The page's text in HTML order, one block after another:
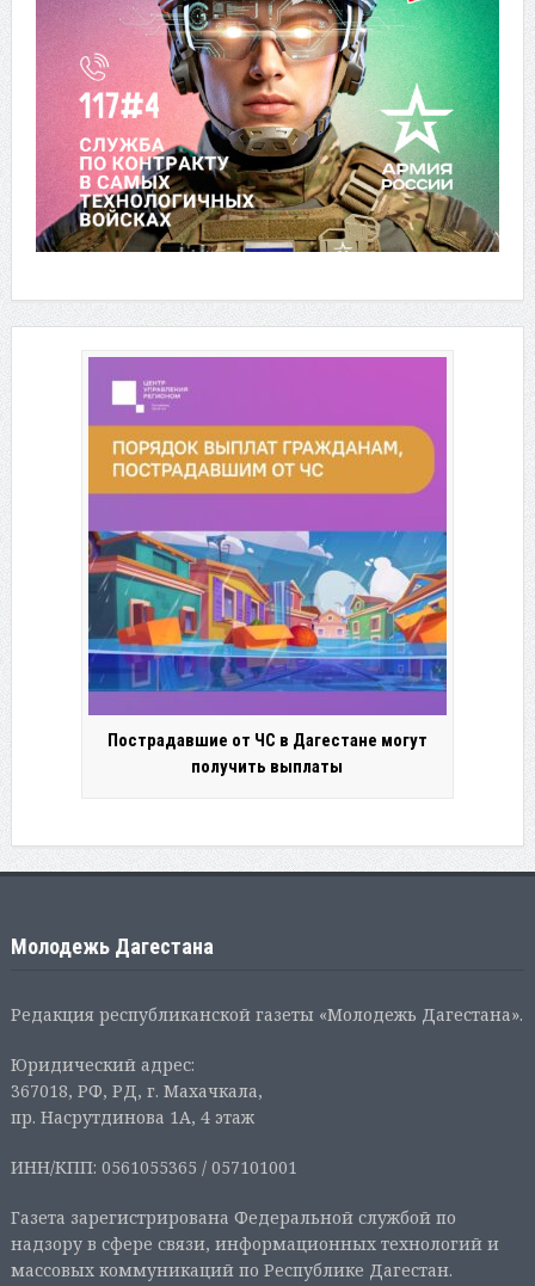
Пострадавшие от ЧС в Дагестане могут
получить выплаты
Молодежь Дагестана
Редакция республиканской газеты «Молодежь Дагестана».
Юридический адрес:
367018, РФ, РД, г. Махачкала,
пр. Насрутдинова 1А, 4 этаж
ИНН/КПП: 0561055365 / 057101001
Газета зарегистрирована Федеральной службой по
надзору в сфере связи, информационных технологий и
массовых коммуникаций по Республике Дагестан.